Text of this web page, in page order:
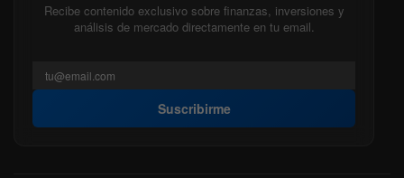
Recibe contenido exclusivo sobre finanzas, inversiones y
análisis de mercado directamente en tu email.
Suscribirme